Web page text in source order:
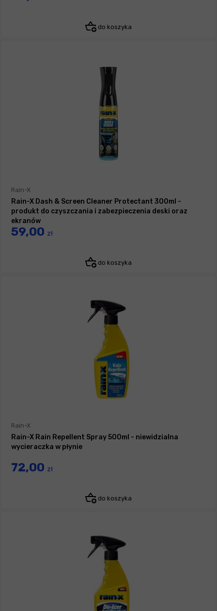
do koszyka
Rain-X
Rain-X Dash & Screen Cleaner Protectant 300ml -
produkt do czyszczania i zabezpieczenia deski oraz
ekranów
59,00 zł
do koszyka
Rain-X
Rain-X Rain Repellent Spray 500ml - niewidzialna
wycieraczka w płynie
72,00 zł
do koszyka